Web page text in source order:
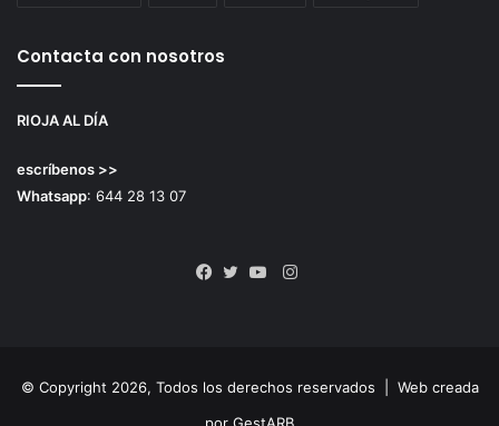
Contacta con nosotros
RIOJA AL DÍA
escríbenos >>
Whatsapp: 644 28 13 07
Instagram
© Copyright 2026, Todos los derechos reservados | Web creada
por GestARB